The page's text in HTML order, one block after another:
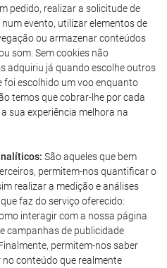
pedido, realizar a solicitude de
evento, utilizar elementos de
ou armazenar conteúdos
som. Sem cookies não
adquiriu já quando escolhe outros
foi escolhido um voo enquanto
temos que cobrar-lhe por cada
sua experiência melhora na
São aqueles que bem
permitem-nos quantificar o
realizar a medição e análises
faz do serviço oferecido:
interagir com a nossa página
campanhas de publicidade
permitem-nos saber
conteúdo que realmente